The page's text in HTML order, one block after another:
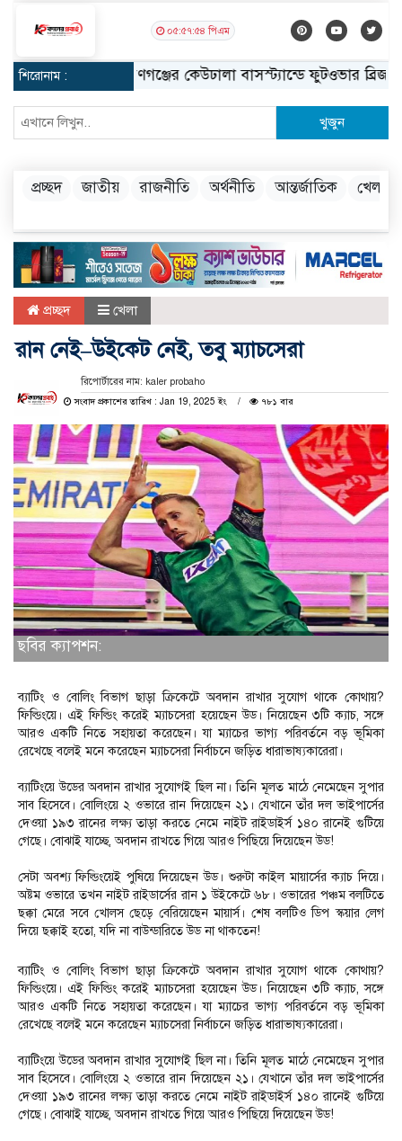
০৫:৫৭:৫৫ পিএম
শিরোনাম : নারায়ণগঞ্জের কেউঢালা বাসস্ট্যান্ডে ফুটওভার ব্রিজ
খুজুন
প্রচ্ছদ জাতীয় রাজনীতি অর্থনীতি আন্তর্জাতিক খেলা
প্রচ্ছদ খেলা
রান নেই–উইকেট নেই, তবু ম্যাচসেরা
রিপোর্টারের নাম: kaler probaho
সংবাদ প্রকাশের তারিখ : Jan 19, 2025 ইং
৭৮১ বার
ছবির ক্যাপশন:
ব্যাটিং ও বোলিং বিভাগ ছাড়া ক্রিকেটে অবদান রাখার সুযোগ থাকে কোথায়?
ফিল্ডিংয়ে। এই ফিল্ডিং করেই ম্যাচসেরা হয়েছেন উড। নিয়েছেন ৩টি ক্যাচ, সঙ্গে
আরও একটি নিতে সহায়তা করেছেন। যা ম্যাচের ভাগ্য পরিবর্তনে বড় ভূমিকা
রেখেছে বলেই মনে করেছেন ম্যাচসেরা নির্বাচনে জড়িত ধারাভাষ্যকারেরা।
ব্যাটিংয়ে উডের অবদান রাখার সুযোগই ছিল না। তিনি মূলত মাঠে নেমেছেন সুপার
সাব হিসেবে। বোলিংয়ে ২ ওভারে রান দিয়েছেন ২১। যেখানে তাঁর দল ভাইপার্সের
দেওয়া ১৯৩ রানের লক্ষ্য তাড়া করতে নেমে নাইট রাইডাইর্স ১৪০ রানেই গুটিয়ে
গেছে। বোঝাই যাচ্ছে, অবদান রাখতে গিয়ে আরও পিছিয়ে দিয়েছেন উড!
সেটা অবশ্য ফিল্ডিংয়েই পুষিয়ে দিয়েছেন উড। শুরুটা কাইল মায়ার্সের ক্যাচ দিয়ে।
অষ্টম ওভারে তখন নাইট রাইডার্সের রান ১ উইকেটে ৬৮। ওভারের পঞ্চম বলটিতে
ছক্কা মেরে সবে খোলস ছেড়ে বেরিয়েছেন মায়ার্স। শেষ বলটিও ডিপ স্কয়ার লেগ
দিয়ে ছক্কাই হতো, যদি না বাউন্ডারিতে উড না থাকতেন!
ব্যাটিং ও বোলিং বিভাগ ছাড়া ক্রিকেটে অবদান রাখার সুযোগ থাকে কোথায়?
ফিল্ডিংয়ে। এই ফিল্ডিং করেই ম্যাচসেরা হয়েছেন উড। নিয়েছেন ৩টি ক্যাচ, সঙ্গে
আরও একটি নিতে সহায়তা করেছেন। যা ম্যাচের ভাগ্য পরিবর্তনে বড় ভূমিকা
রেখেছে বলেই মনে করেছেন ম্যাচসেরা নির্বাচনে জড়িত ধারাভাষ্যকারেরা।
ব্যাটিংয়ে উডের অবদান রাখার সুযোগই ছিল না। তিনি মূলত মাঠে নেমেছেন সুপার
সাব হিসেবে। বোলিংয়ে ২ ওভারে রান দিয়েছেন ২১। যেখানে তাঁর দল ভাইপার্সের
দেওয়া ১৯৩ রানের লক্ষ্য তাড়া করতে নেমে নাইট রাইডাইর্স ১৪০ রানেই গুটিয়ে
গেছে। বোঝাই যাচ্ছে, অবদান রাখতে গিয়ে আরও পিছিয়ে দিয়েছেন উড!